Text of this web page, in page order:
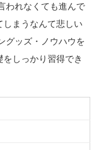
われなくても進んで
まうなんて悲しい
グッズ・ノウハウを
しっかり習得でき